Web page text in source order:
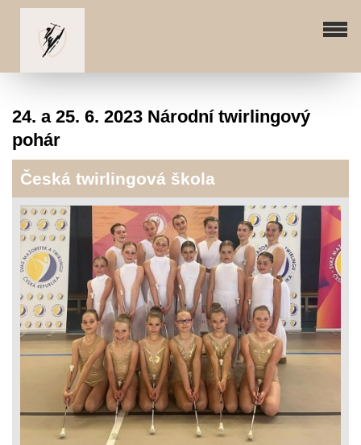
24. a 25. 6. 2023 Národní twirlingový
pohár
Česká twirlingová škola